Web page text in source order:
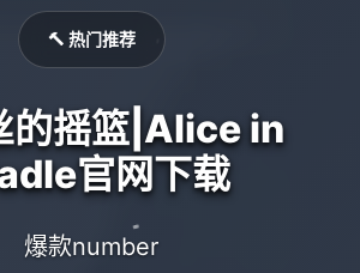
🔨 热门推荐
的摇篮|Alice in
官网下载
爆款number